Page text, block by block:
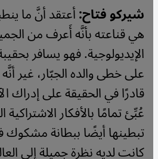
شيركو فتاح:أعتقد أنَّ ما
هي قناعته بأنَّه أَعرف من
الإيديولوجية. فهو يسافر
على خطى والده الجبّار، غير
قادرًا في الحقيقة على إدراك
عُبِّئ تمامًا بالأفكار الاشتراكية
تبطينها أيضًا ببطانة مشكوك
كانت لديه نظرة جميلة إلى